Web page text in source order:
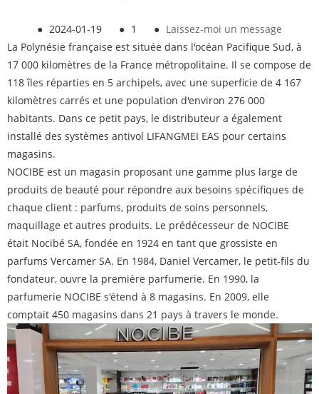
● 2024-01-19 ● 1 ● Laissez-moi un message
La Polynésie française est située dans l'océan Pacifique Sud, à
17 000 kilomètres de la France métropolitaine. Il se compose de
118 îles réparties en 5 archipels, avec une superficie de 4 167
kilomètres carrés et une population d'environ 276 000
habitants. Dans ce petit pays, le distributeur a également
installé des systèmes antivol LIFANGMEI EAS pour certains
magasins.
NOCIBE est un magasin proposant une gamme plus large de
produits de beauté pour répondre aux besoins spécifiques de
chaque client : parfums, produits de soins personnels,
maquillage et autres produits. Le prédécesseur de NOCIBE
était Nocibé SA, fondée en 1924 en tant que grossiste en
parfums Vercamer SA. En 1984, Daniel Vercamer, le petit-fils du
fondateur, ouvre la première parfumerie. En 1990, la
parfumerie NOCIBE s'étend à 8 magasins. En 2009, elle
comptait 450 magasins dans 21 pays à travers le monde.